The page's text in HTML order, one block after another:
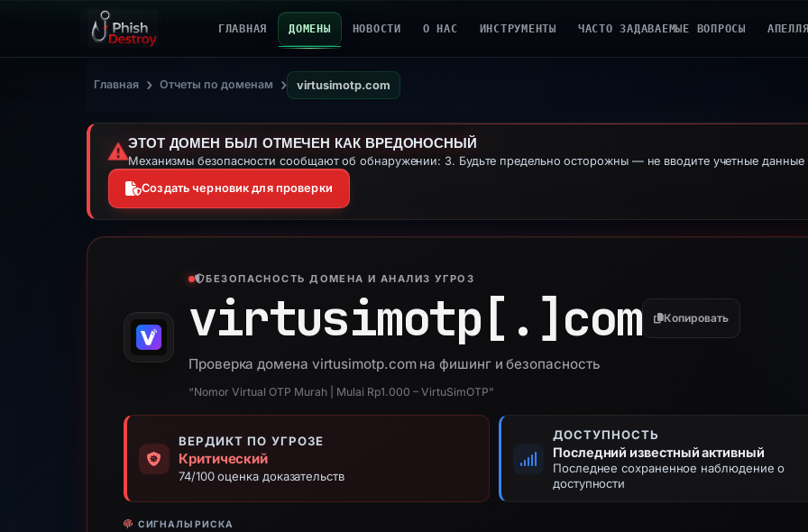
ГЛАВНАЯ ДОМЕНЫ НОВОСТИ О НАС ИНСТРУМЕНТЫ ЧАСТО ЗАДАВАЕМЫЕ ВОПРОСЫ
Главная › Отчеты по доменам › virtusimotp.com
⚠️ЭТОТ ДОМЕН БЫЛ ОТМЕЧЕН КАК ВРЕДОНОСНЫЙ
Механизмы безопасности сообщают об обнаружении: 3. Будьте предельно осторожны — не вводите учетные
Создать черновик для проверки
БЕЗОПАСНОСТЬ ДОМЕНА И АНАЛИЗ УГРОЗ
virtusimotp[.]com Копировать
Проверка домена virtusimotp.com на фишинг и безопасность
“Nomor Virtual OTP Murah | Mulai Rp1.000 – VirtuSimOTP”
ВЕРДИКТ ПО УГРОЗЕ
Критический
74/100 оценка доказательств
ДОСТУПНОСТЬ
Последний известный активный
Последнее сохраненное наблюдение о
доступности
СИГНАЛЫ РИСКА